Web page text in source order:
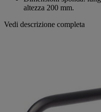
altezza 200 mm.
Vedi descrizione completa